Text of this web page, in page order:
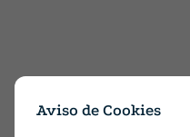
Aviso de Cookies